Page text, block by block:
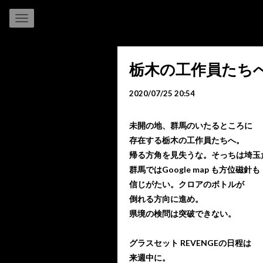
栃木の工作員たち
2020/07/25 20:54
未開の地、群馬のいたるところに
存在する栃木の工作員たちへ。
帰る方角を見失うな。そっちは埼玉
群馬ではGoogle map も方位磁針も
信じがたい。クロアのボトルが
倒れる方向に進め。
県境の検問は突破できない。
グラスセット REVENGEの日程は
来週中に。